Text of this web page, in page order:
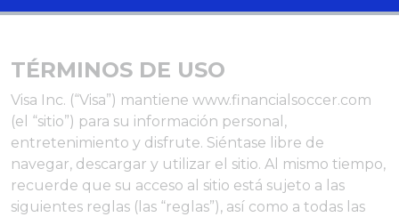
TÉRMINOS DE USO
Visa Inc. (“Visa”) mantiene www.financialsoccer.com
(el “sitio”) para su información personal,
entretenimiento y disfrute. Siéntase libre de
navegar, descargar y utilizar el sitio. Al mismo tiempo,
recuerde que su acceso al sitio está sujeto a las
siguientes reglas (las “reglas”), así como a todas las